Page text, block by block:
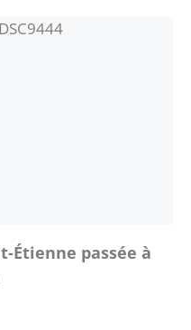
Étienne passée à